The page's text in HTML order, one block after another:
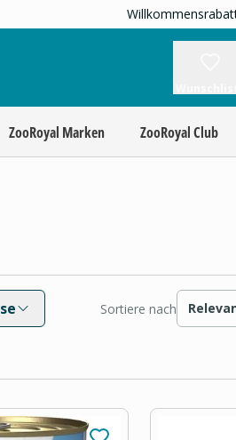
ZooRoyal Marken ZooRoyal Club
Sortiere nach